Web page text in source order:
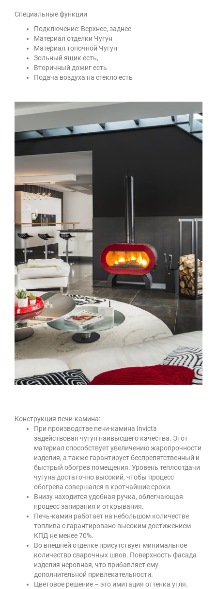
Специальные функции
Подключение: Верхнее, заднее
Материал отделки Чугун
Материал топочной Чугун
Зольный ящик есть,
Вторичный дожиг есть
Подача воздуха на стекло есть
Конструкция печи-камина:
При производстве печи-камина Invicta
задействован чугун наивысшего качества. Этот
материал способствует увеличению жаропрочности
изделия, а также гарантирует беспрепятственный и
быстрый обогрев помещения. Уровень теплоотдачи
чугуна достаточно высокий, чтобы процесс
обогрева совершался в кротчайшие сроки.
Внизу находится удобная ручка, облегчающая
процесс запирания и открывания.
Печь-камин работает на небольшом количестве
топлива с гарантировано высоким достижением
КПД не менее 70%.
Во внешней отделке присутствует минимальное
количество сварочных швов. Поверхность фасада
изделия неровная, что прибавляет ему
дополнительной привлекательности.
Цветовое решение – это имитация оттенка угля.